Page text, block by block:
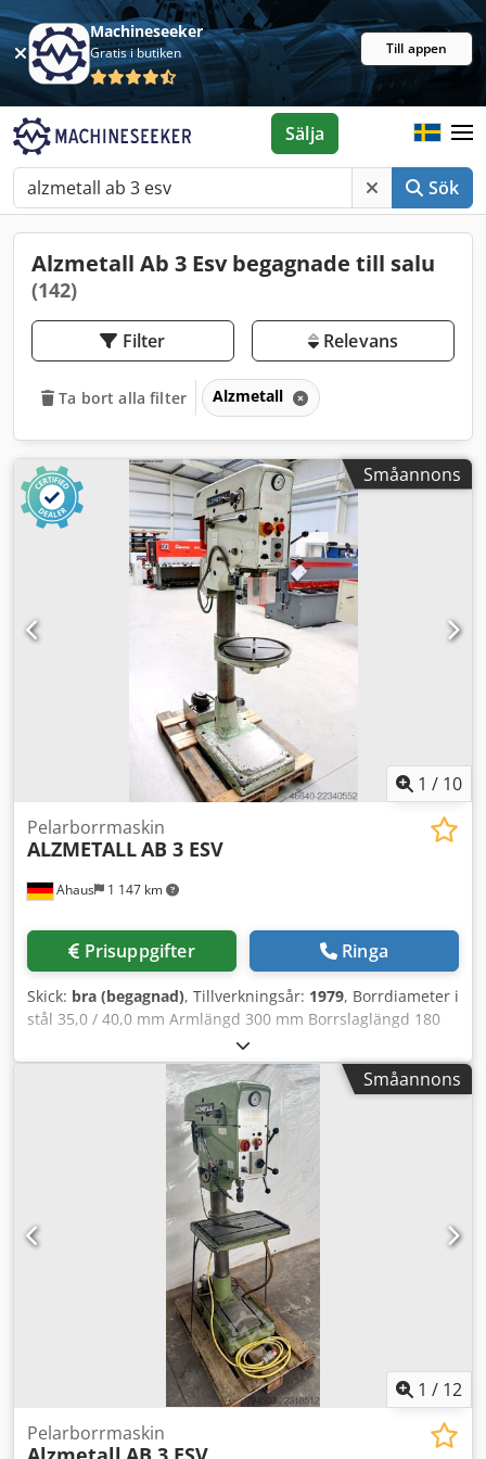
Machineseeker
Gratis i butiken Till appen
Sök
Sälja
Alzmetall Ab 3 Esv begagnade till salu
(142)
Filter Relevans
Ta bort alla filter Alzmetall
Småannons
1 / 10
Ahaus 1 147 km
Pelarborrmaskin
ALZMETALLAB 3 ESV
Prisuppgifter Ringa
Skick: bra (begagnad), Tillverkningsår: 1979, Borrdiameter i
stål 35,0 / 40,0 mm Armlängd 300 mm Borrslaglängd 180
mm Varvtal 110–1450 varv/min Bordsdiameter Ø 455 mm
Pelardiameter 155 mm Matningshastighet 0,1 / 0,2 / 0,3
m/min Spindelkona MK 4 Motorstyrka 1,5 kW Vikt 450 kg
Mått L-B-H 800 x 650 x 1850 mm Utrustning: - robust
pelarborrmaskin (kilrem) - automatisk spindelmata
Codpozl E Tkefx Afueha - steglös hastighetsreglering -
justerbart borrdjupsstopp - runt maskinbord med T-spår *
höjdjusterbart med handvev * roterbart - nödstoppsknapp
fram - kylsystem med separat behållare - bruksanvisning
Småannons
1 / 12
Pelarborrmaskin